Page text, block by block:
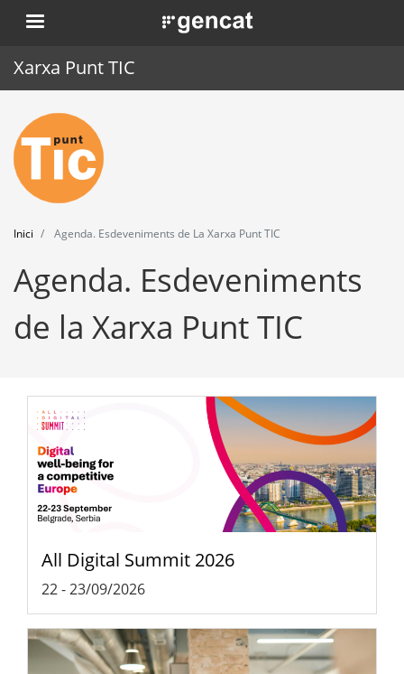
Vés
al
. Obre en una nova finestra.
Xarxa Punt TIC
Inici
Punt TIC
Actualitat
Agenda
Formació
Eines
Inici Agenda. Esdeveniments de La Xarxa Punt TIC
Agenda. Esdeveniments
de la Xarxa Punt TIC
All Digital Summit 2026
22-23/09/2026